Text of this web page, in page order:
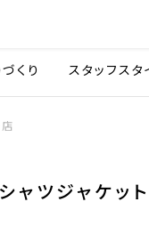
くり スタッフスタ
ツジャケット